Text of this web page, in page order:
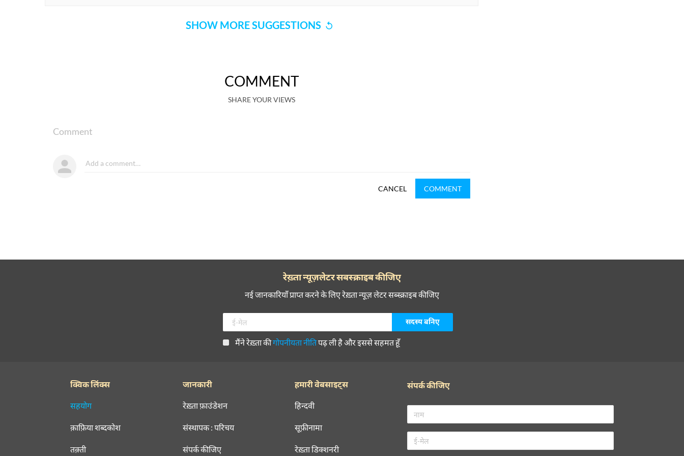
SHOW MORE SUGGESTIONS
COMMENT
SHARE YOUR VIEWS
Comment
CANCEL COMMENT
रेख़्ता न्यूज़लेटर सबस्क्राइब कीजिए
नई जानकारियाँ प्राप्त करने के लिए रेख़्ता न्यूज़ लेटर सब्स्क्राइब कीजिए
मैंने रेख़्ता कीगोपनीयता नीतिपढ़ ली है और इससे सहमत हूँ
क्विक लिंक्स
सहयोग
क़ाफ़िया शब्दकोश
तक़्ती
जानकारी
रेख़्ता फ़ाउंडेशन
संस्थापक : परिचय
संपर्क कीजिए
हमारी वेबसाइट्स
हिन्दवी
सूफ़ीनामा
रेख़्ता डिक्शनरी
संपर्क कीजिए